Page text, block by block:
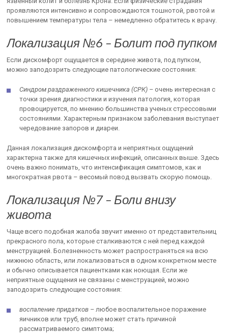
проявляются интенсивно и сопровождаются тошнотой, рвотой и
повышением температуры тела – немедленно обратитесь к врачу.
Локализация №6 – Болит под пупком
Если дискомфорт ощущается в середине живота, под пупком,
можно заподозрить следующие патологические состояния:
Синдром раздраженного кишечника (СРК) – очень интересная с
точки зрения диагностики и изучения патология, которая
провоцируется, по мнению большинства ученых стрессовыми
состояниями. Характерным признаком заболевания выступает
чередование запоров и диареи.
Данная локализация дискомфорта и неприятных ощущений
характерна также для кишечных инфекций, описанных выше. Здесь
очень важно понимать, что интенсификация симптомов, как и
многократная рвота – весомый повод вызвать скорую помощь.
Локализация №7 – Боли внизу
живота
Чаще всего подобная жалоба звучит именно от представительниц
прекрасного пола, которые сталкиваются с ней перед каждой
менструацией. Болезненность может распространяться на всю
нижнюю область, или локализоваться в одном конкретном месте
и обычно описывается пациентками как ноющая. Если же
неприятные ощущения не связаны с менструацией, можно
заподозрить следующие состояния:
воспаление придатков – любое воспалительное поражение
яичников или труб, вполне может стать причиной
рассматриваемого симптома;